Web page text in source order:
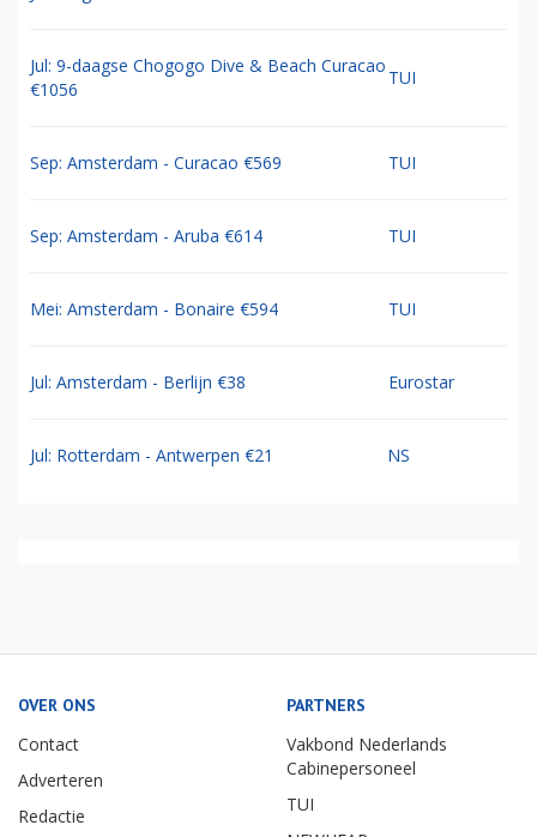
Jul: 9-daagse Chogogo Dive & Beach Curacao
€1056
TUI
Sep: Amsterdam - Curacao €569 TUI
Sep: Amsterdam - Aruba €614 TUI
Mei: Amsterdam - Bonaire €594 TUI
Jul: Amsterdam - Berlijn €38 Eurostar
Jul: Rotterdam - Antwerpen €21 NS
OVER ONS
Contact
Adverteren
Redactie
PARTNERS
Vakbond Nederlands
Cabinepersoneel
TUI